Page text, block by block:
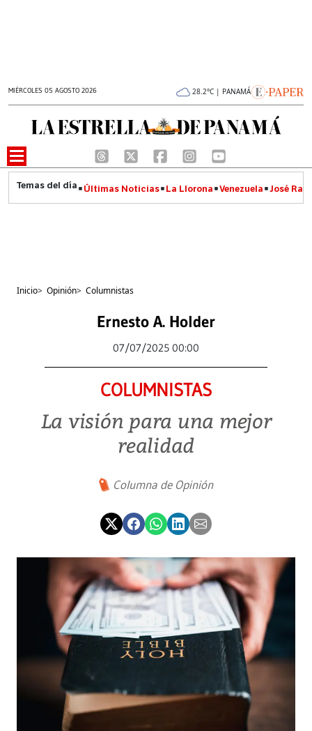
MIÉRCOLES 05 AGOSTO 2026 28.2°C | PANAMÁ
Últimas Noticias La Llorona Venezuela José
Inicio> Opinión> Columnistas
Ernesto A. Holder
07/07/2025 00:00
COLUMNISTAS
La visión para una mejor
realidad
Columna de Opinión